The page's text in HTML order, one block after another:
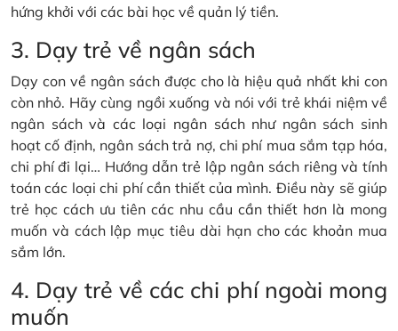
hứng khởi với các bài học về quản lý tiền.
3. Dạy trẻ về ngân sách
Dạy con về ngân sách được cho là hiệu quả nhất khi con
còn nhỏ. Hãy cùng ngồi xuống và nói với trẻ khái niệm về
ngân sách và các loại ngân sách như ngân sách sinh
hoạt cố định, ngân sách trả nợ, chi phí mua sắm tạp hóa,
chi phí đi lại… Hướng dẫn trẻ lập ngân sách riêng và tính
toán các loại chi phí cần thiết của mình. Điều này sẽ giúp
trẻ học cách ưu tiên các nhu cầu cần thiết hơn là mong
muốn và cách lập mục tiêu dài hạn cho các khoản mua
sắm lớn.
4. Dạy trẻ về các chi phí ngoài mong
muốn